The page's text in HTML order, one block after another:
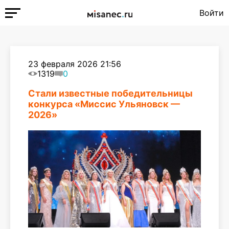
Войти
23 февраля 2026 21:56
1319
0
Стали известные победительницы
конкурса «Миссис Ульяновск —
2026»